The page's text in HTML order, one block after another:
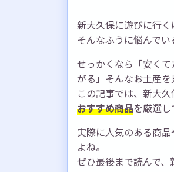
新大久保に遊びに行
そんなふうに悩んでい
せっかくなら「安く
がる」そんなお土産を
この記事では、新大
おすすめ商品を厳選し
実際に人気のある商
よね。
ぜひ最後まで読んで、